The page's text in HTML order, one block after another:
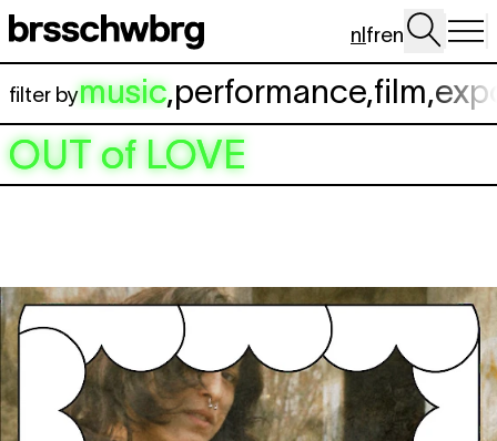
Spring naar hoofdinhoud
nlfren
filter bymusic,performance,film,
OUT of LOVE